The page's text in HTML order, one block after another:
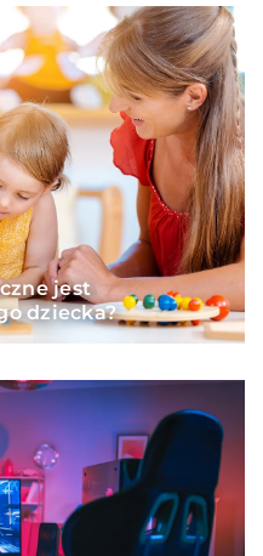
jest
dziecka?